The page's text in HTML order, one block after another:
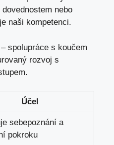
nebo
naši kompetenci.
spolupráce s koučem
rozvoj s
Účel
sebepoznání a
pokroku